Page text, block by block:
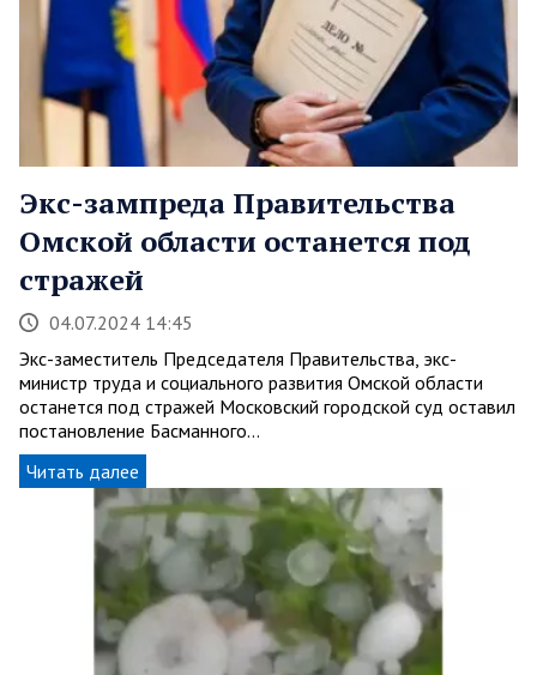
Экс-зампреда Правительства
Омской области останется под
стражей
04.07.2024 14:45
Экс-заместитель Председателя Правительства, экс-
министр труда и социального развития Омской области
останется под стражей Московский городской суд оставил
постановление Басманного…
Читать далее